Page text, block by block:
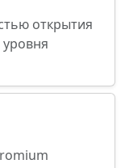
открытия